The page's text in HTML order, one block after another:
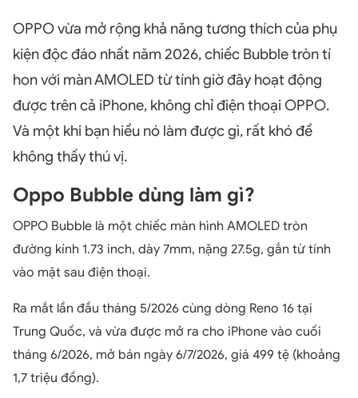
OPPO vừa mở rộng khả năng tương thích của phụ
kiện độc đáo nhất năm 2026, chiếc Bubble tròn tí
hon với màn AMOLED từ tính giờ đây hoạt động
được trên cả iPhone, không chỉ điện thoại OPPO.
Và một khi bạn hiểu nó làm được gì, rất khó để
không thấy thú vị.
Oppo Bubble dùng làm gì?
OPPO Bubble là một chiếc màn hình AMOLED tròn
đường kính 1.73 inch, dày 7mm, nặng 27.5g, gắn từ tính
vào mặt sau điện thoại.
Ra mắt lần đầu tháng 5/2026 cùng dòng Reno 16 tại
Trung Quốc, và vừa được mở ra cho iPhone vào cuối
tháng 6/2026, mở bán ngày 6/7/2026, giá 499 tệ (khoảng
1,7 triệu đồng).